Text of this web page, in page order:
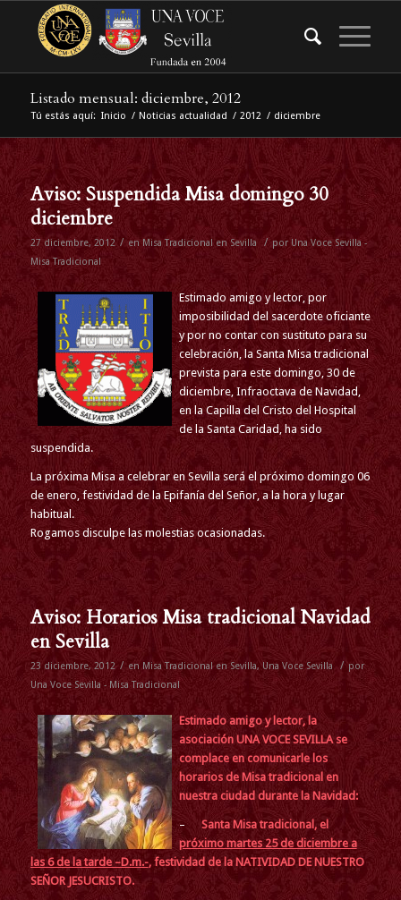
Listado mensual: diciembre, 2012
Tú estás aquí: Inicio / Noticias actualidad / 2012 / diciembre
Aviso: Suspendida Misa domingo 30
diciembre
27 diciembre, 2012 / en Misa Tradicional en Sevilla / por Una Voce Sevilla -
Misa Tradicional
Estimado amigo y lector, por
imposibilidad del sacerdote oficiante
y por no contar con sustituto para su
celebración, la Santa Misa tradicional
prevista para este domingo, 30 de
diciembre, Infraoctava de Navidad,
en la Capilla del Cristo del Hospital
de la Santa Caridad, ha sido
suspendida.
La próxima Misa a celebrar en Sevilla será el próximo domingo 06
de enero, festividad de la Epifanía del Señor, a la hora y lugar
habitual.
Rogamos disculpe las molestias ocasionadas.
Aviso: Horarios Misa tradicional Navidad
en Sevilla
23 diciembre, 2012 / en Misa Tradicional en Sevilla,Una Voce Sevilla / por
Una Voce Sevilla - Misa Tradicional
Estimado amigo y lector, la
asociación UNA VOCE SEVILLA se
complace en comunicarle los
horarios de Misa tradicional en
nuestra ciudad durante la Navidad:
– Santa Misa tradicional, el
próximo martes 25 de diciembre a
las 6 de la tarde –D.m.-, festividad de la NATIVIDAD DE NUESTRO
SEÑOR JESUCRISTO.